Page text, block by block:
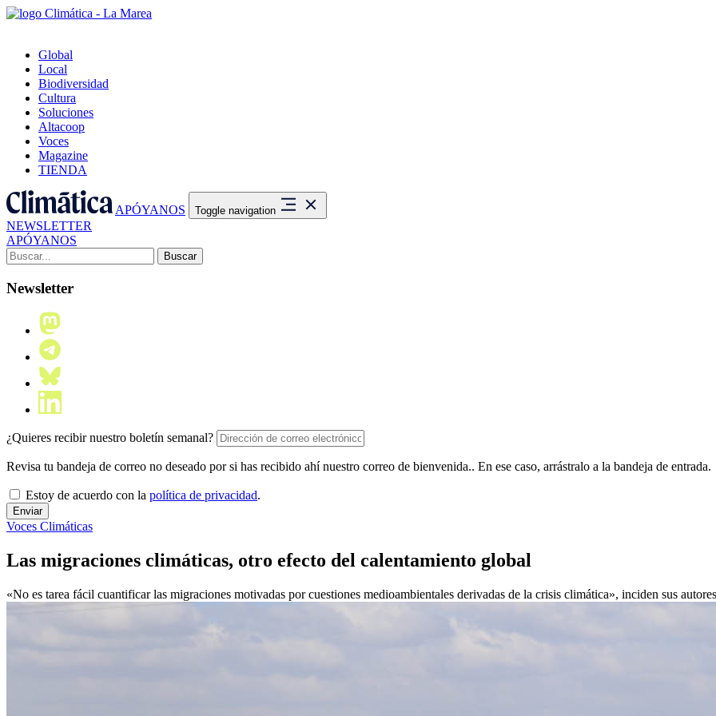
Global
Local
Biodiversidad
Cultura
Soluciones
Altacoop
Voces
Magazine
TIENDA
APÓYANOS Toggle navigation
NEWSLETTER
APÓYANOS
Buscar:
Newsletter
¿Quieres recibir nuestro boletín semanal?
Revisa tu bandeja de correo no deseado por si has recibido ahí nuestro correo de bienvenida.. En ese caso, arrástralo a la bandeja de entrada.
Estoy de acuerdo con la política de privacidad.
Voces Climáticas
Las migraciones climáticas, otro efecto del calentamiento global
«No es tarea fácil cuantificar las migraciones motivadas por cuestiones medioambientales derivadas de la crisis climática», inciden sus